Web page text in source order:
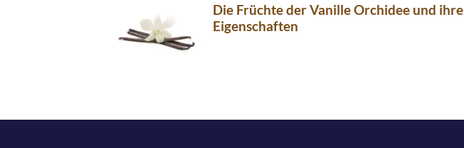
Die Früchte der Vanille Orchidee und ihre
Eigenschaften